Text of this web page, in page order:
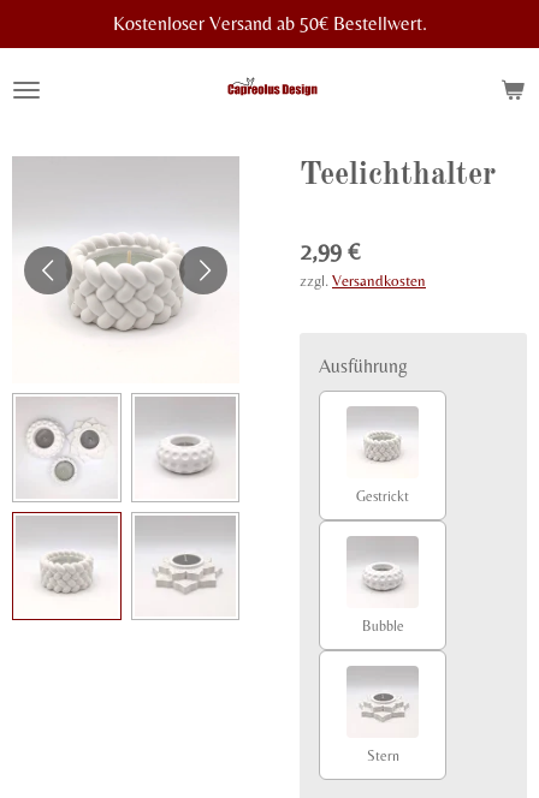
Hauptinhalt
springen
Kostenloser Versand ab 50€ Bestellwert.
Teelichthalter
2,99 €
zzgl. Versandkosten
Ausführung
Gestrickt
Bubble
Stern